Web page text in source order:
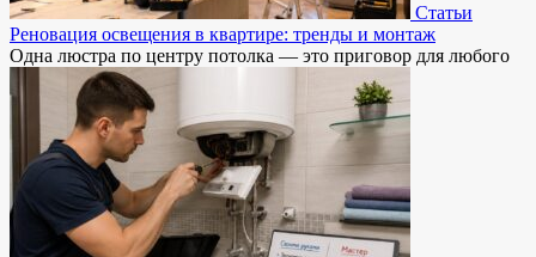
Статьи
Реновация освещения в квартире: тренды и монтаж
Одна люстра по центру потолка — это приговор для любого